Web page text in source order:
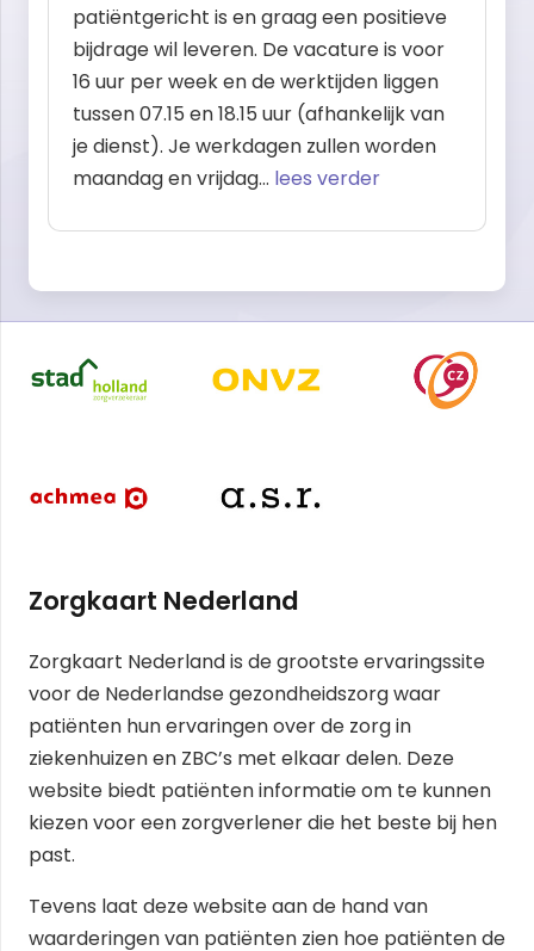
patiëntgericht is en graag een positieve
bijdrage wil leveren. De vacature is voor
16 uur per week en de werktijden liggen
tussen 07.15 en 18.15 uur (afhankelijk van
je dienst). Je werkdagen zullen worden
maandag en vrijdag… lees verder
Zorgkaart Nederland
Zorgkaart Nederland is de grootste ervaringssite
voor de Nederlandse gezondheidszorg waar
patiënten hun ervaringen over de zorg in
ziekenhuizen en ZBC’s met elkaar delen. Deze
website biedt patiënten informatie om te kunnen
kiezen voor een zorgverlener die het beste bij hen
past.
Tevens laat deze website aan de hand van
waarderingen van patiënten zien hoe patiënten de